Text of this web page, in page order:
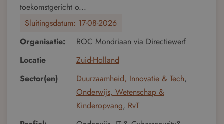
toekomstgericht o...
Sluitingsdatum: 17-08-2026
Organisatie:
ROC Mondriaan via Directiewerf
Locatie
Zuid-Holland
Sector(en)
Duurzaamheid, Innovatie & Tech,
Onderwijs, Wetenschap &
Kinderopvang, RvT